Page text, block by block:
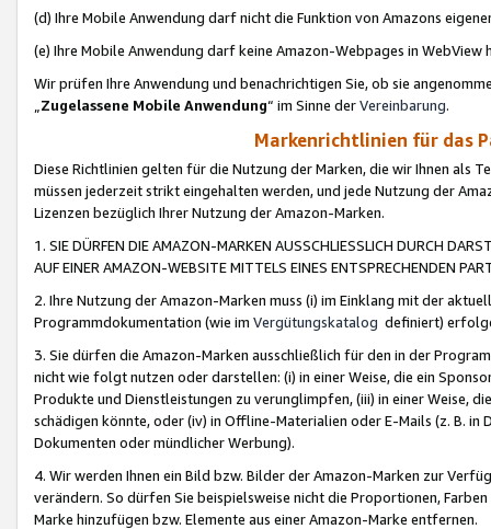
(d) Ihre Mobile Anwendung darf nicht die Funktion von Amazons
(e) Ihre Mobile Anwendung darf keine Amazon-Webpages in WebView
Wir prüfen Ihre Anwendung und benachrichtigen Sie, ob sie
„Zugelassene Mobile Anwendung“ im Sinne derVereinbarung.
Markenrichtlinien für das
Diese Richtlinien gelten für die Nutzung der Marken, die wir Ihnen als
müssen jederzeit strikt eingehalten werden, und jede Nutzung der
Lizenzen bezüglich Ihrer Nutzung der Amazon-Marken.
1. SIE DÜRFEN DIE AMAZON-MARKEN AUSSCHLIESSLICH DURCH
AUF EINER AMAZON-WEBSITE MITTELS EINES ENTSPRECHENDEN
2. Ihre Nutzung der Amazon-Marken muss (i) im Einklang mit der
Programmdokumentation (wie im Vergütungskatalog definiert)
3. Sie dürfen die Amazon-Marken ausschließlich für den in der
nicht wie folgt nutzen oder darstellen: (i) in einer Weise, die ein
Produkte und Dienstleistungen zu verunglimpfen, (iii) in einer Weise,
schädigen könnte, oder (iv) in Offline-Materialien oder E-Mails (z. B. in
Dokumenten oder mündlicher Werbung).
4. Wir werden Ihnen ein Bild bzw. Bilder der Amazon-Marken zur
verändern. So dürfen Sie beispielsweise nicht die Proportionen,
Marke hinzufügen bzw. Elemente aus einer Amazon-Marke entfernen.